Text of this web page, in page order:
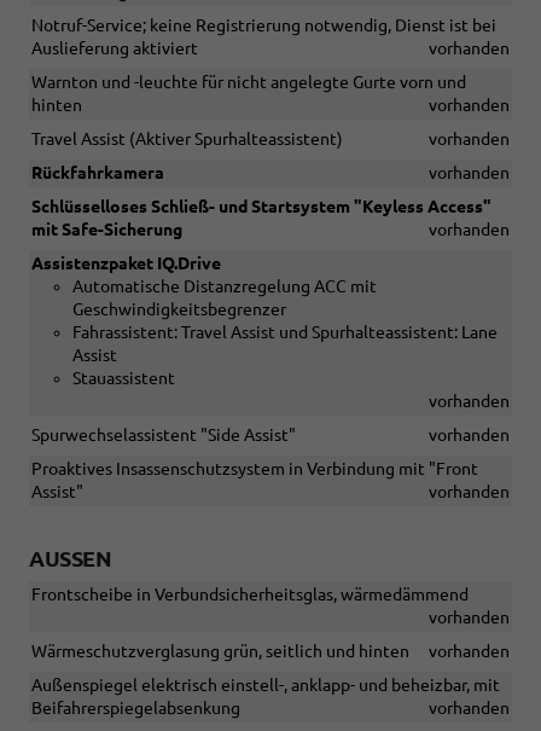
Notruf-Service; keine Registrierung notwendig, Dienst ist bei
Auslieferung aktiviert
vorhanden
Warnton und -leuchte für nicht angelegte Gurte vorn und
hinten
vorhanden
Travel Assist (Aktiver Spurhalteassistent)
vorhanden
Rückfahrkamera
vorhanden
Schlüsselloses Schließ- und Startsystem "Keyless Access"
mit Safe-Sicherung
vorhanden
Assistenzpaket IQ.Drive
Automatische Distanzregelung ACC mit
Geschwindigkeitsbegrenzer
Fahrassistent: Travel Assist und Spurhalteassistent: Lane
Assist
Stauassistent
vorhanden
Spurwechselassistent "Side Assist"
vorhanden
Proaktives Insassenschutzsystem in Verbindung mit "Front
Assist"
vorhanden
AUSSEN
Frontscheibe in Verbundsicherheitsglas, wärmedämmend
vorhanden
Wärmeschutzverglasung grün, seitlich und hinten
vorhanden
Außenspiegel elektrisch einstell-, anklapp- und beheizbar, mit
Beifahrerspiegelabsenkung
vorhanden